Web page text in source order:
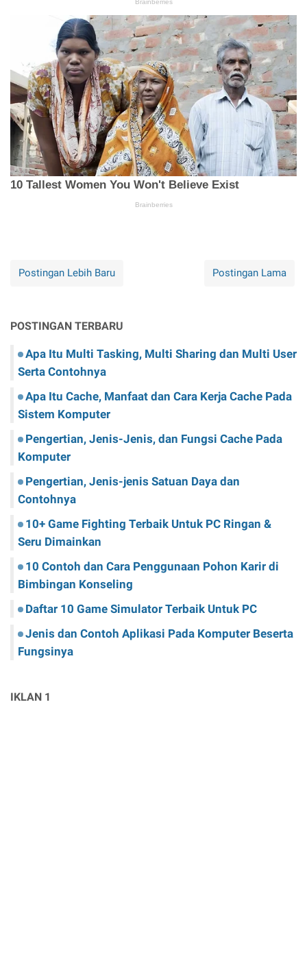
Postingan Lebih Baru Postingan Lama
POSTINGAN TERBARU
Apa Itu Multi Tasking, Multi Sharing dan Multi User
Serta Contohnya
Apa Itu Cache, Manfaat dan Cara Kerja Cache Pada
Sistem Komputer
Pengertian, Jenis-Jenis, dan Fungsi Cache Pada
Komputer
Pengertian, Jenis-jenis Satuan Daya dan
Contohnya
10+ Game Fighting Terbaik Untuk PC Ringan &
Seru Dimainkan
10 Contoh dan Cara Penggunaan Pohon Karir di
Bimbingan Konseling
Daftar 10 Game Simulator Terbaik Untuk PC
Jenis dan Contoh Aplikasi Pada Komputer Beserta
Fungsinya
IKLAN 1